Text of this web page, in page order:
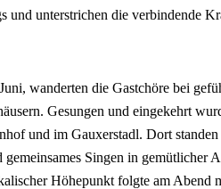
und unterstrichen die verbindende
wanderten die Gastchöre bei
Gesungen und eingekehrt
und im Gauxerstadl. Dort
gemeinsames Singen in gemütlicher
Höhepunkt folgte am Abend